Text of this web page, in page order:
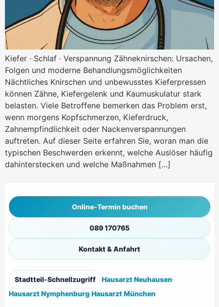
Kiefer · Schlaf · Verspannung Zähneknirschen: Ursachen,
Folgen und moderne Behandlungsmöglichkeiten
Nächtliches Knirschen und unbewusstes Kieferpressen
können Zähne, Kiefergelenk und Kaumuskulatur stark
belasten. Viele Betroffene bemerken das Problem erst,
wenn morgens Kopfschmerzen, Kieferdruck,
Zahnempfindlichkeit oder Nackenverspannungen
auftreten. Auf dieser Seite erfahren Sie, woran man die
typischen Beschwerden erkennt, welche Auslöser häufig
dahinterstecken und welche Maßnahmen […]
Online-Termin buchen
089 170765
Kontakt & Anfahrt
Stadtteil-Schnellzugriff Hausarzt Neuhausen·
Hausarzt Nymphenburg·Hausarzt München